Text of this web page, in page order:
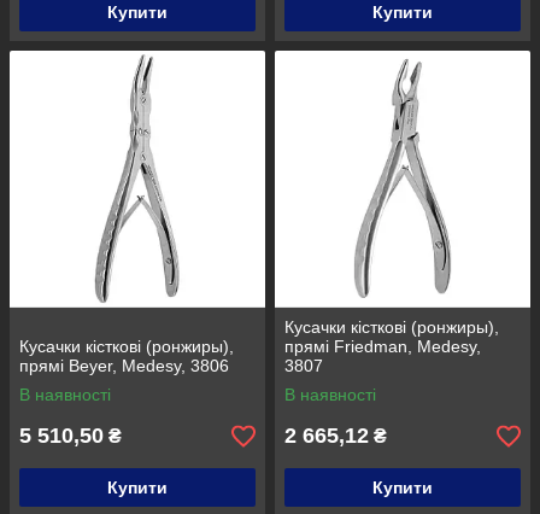
Купити Купити
Кусачки кісткові (ронжиры),
прямі Beyer, Medesy, 3806
В наявності
5 510,50 ₴
Купити
Кусачки кісткові (ронжиры),
прямі Friedman, Medesy,
3807
В наявності
2 665,12 ₴
Купити